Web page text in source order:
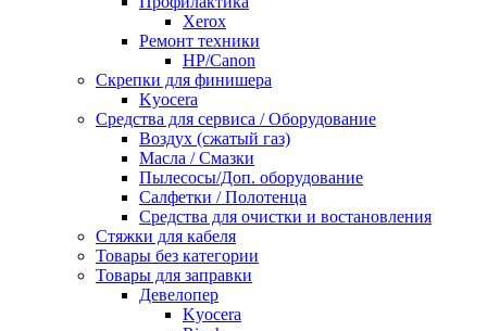
Xerox
Ремонт техники
HP/Canon
Скрепки для финишера
Kyocera
Средства для сервиса / Оборудование
Воздух (сжатый газ)
Масла / Смазки
Пылесосы/Доп. оборудование
Салфетки / Полотенца
Средства для очистки и востановления
Стяжки для кабеля
Товары без категории
Товары для заправки
Девелопер
Kyocera